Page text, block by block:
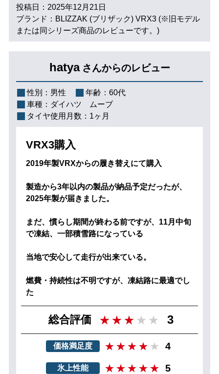
投稿日：2025年12月21日
ブランド：BLIZZAK (ブリザック) VRX3 (※旧モデル
または同シリーズ商品のレビューです。)
hatya さんからのレビュー
性別： 男性 年齢： 60代
車種： ダイハツ ムーブ
タイヤ使用月数： 1ヶ月
VRX3購入
2019年製VRXからの履き替えにて購入
製造から3年以内の製品が納品予定だったが、
2025年製が届きました。
まだ、慣らし期間が終わる前ですが、11月中旬
で凍結、一部積雪路になっている
当地で安心して走行が出来ている。
燃費・持続性は不明ですが、凍結路に最適でし
た
総合評価 3
価格満足度 4
氷上性能 5